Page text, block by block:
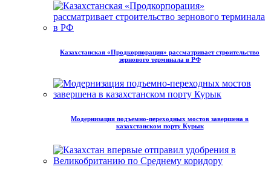
Казахстанская «Продкорпорация» рассматривает строительство
зернового терминала в РФ
Модернизация подъемно-переходных мостов завершена в
казахстанском порту Курык